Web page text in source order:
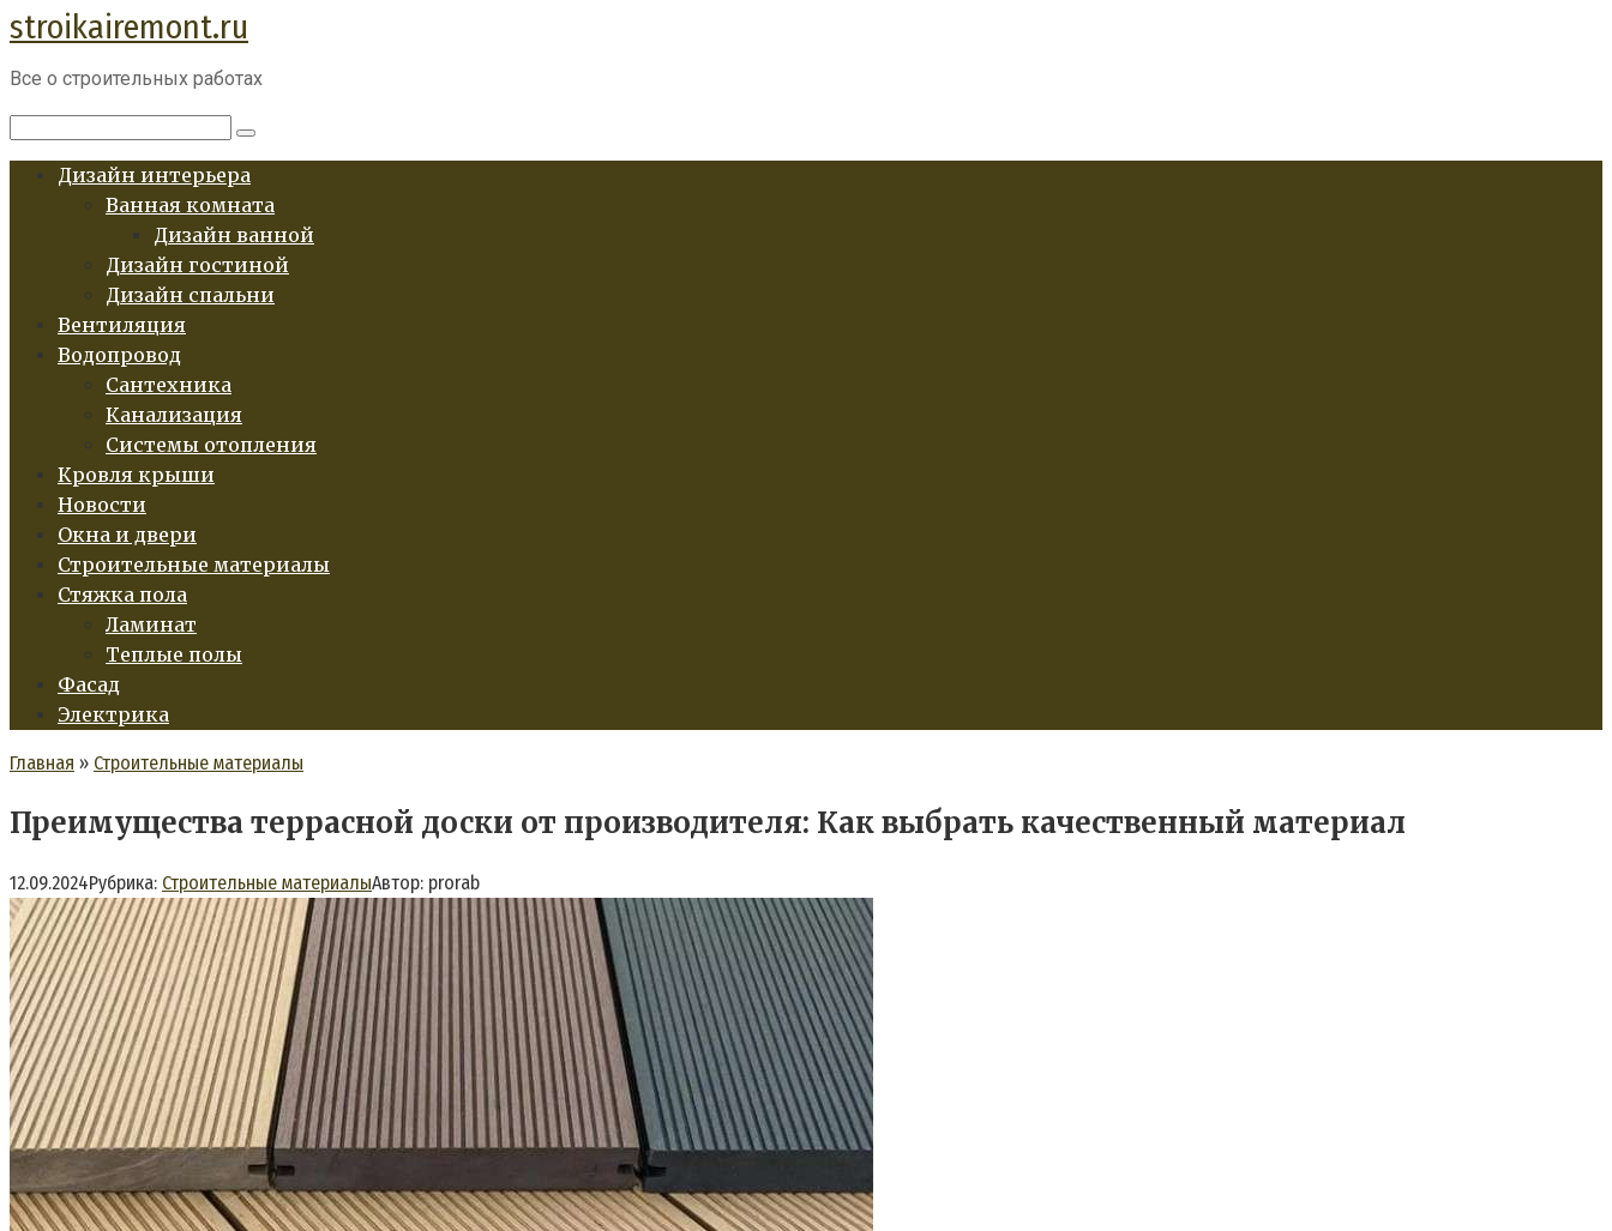
Перейти
к
контенту
stroikairemont.ru
Все о строительных работах
Дизайн интерьера
Ванная комната
Дизайн ванной
Дизайн гостиной
Дизайн спальни
Вентиляция
Водопровод
Сантехника
Канализация
Системы отопления
Кровля крыши
Новости
Окна и двери
Строительные материалы
Стяжка пола
Ламинат
Теплые полы
Фасад
Электрика
Главная » Строительные материалы
Преимущества террасной доски от производителя: Как выбрать качественный материал
12.09.2024Рубрика: Строительные материалыАвтор: prorab